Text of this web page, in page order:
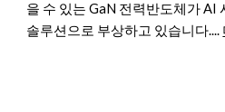
을 수 있는 GaN 전력반도체가 AI
솔루션으로 부상하고 있습니다....